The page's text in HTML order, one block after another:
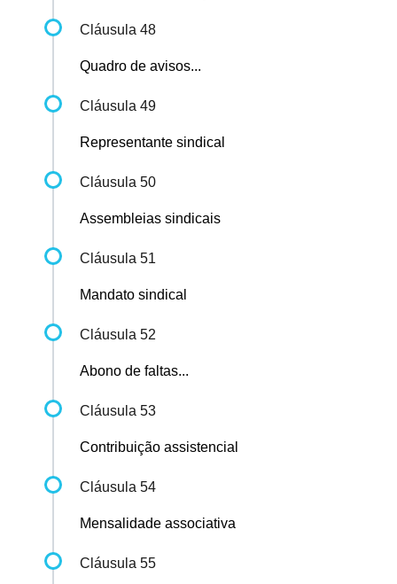
Cláusula 48
Quadro de avisos...
Cláusula 49
Representante sindical
Cláusula 50
Assembleias sindicais
Cláusula 51
Mandato sindical
Cláusula 52
Abono de faltas...
Cláusula 53
Contribuição assistencial
Cláusula 54
Mensalidade associativa
Cláusula 55